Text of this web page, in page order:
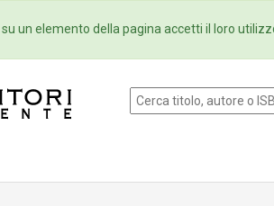
Newsletter
un elemento della pagina accetti il loro